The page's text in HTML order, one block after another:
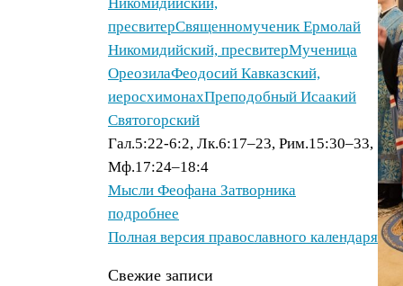
пресвитерСвященномученик Ермолай
Никомидийский, пресвитерМученица
ОреозилаФеодосий Кавказский,
иеросхимонахПреподобный Исаакий
Святогорский
Гал.5:22-6:2, Лк.6:17–23, Рим.15:30–33,
Мф.17:24–18:4
Мысли Феофана Затворника
подробнее
Полная версия православного календаря
Свежие записи